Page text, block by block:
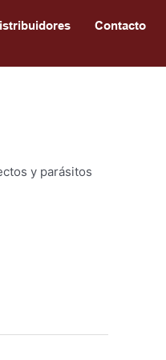
Contacto
y parásitos